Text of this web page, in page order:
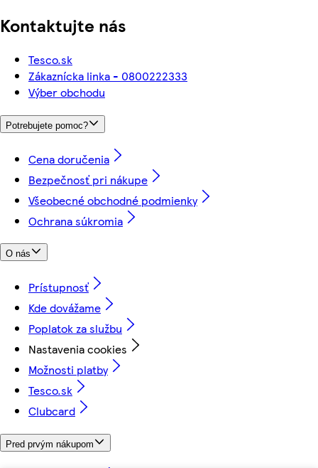
Kontaktujte nás
Tesco.sk
Zákaznícka linka - 0800222333
Výber obchodu
Potrebujete pomoc?
Cena doručenia
Bezpečnosť pri nákupe
Všeobecné obchodné podmienky
Ochrana súkromia
O nás
Prístupnosť
Kde dovážame
Poplatok za službu
Nastavenia cookies
Možnosti platby
Tesco.sk
Clubcard
Pred prvým nákupom